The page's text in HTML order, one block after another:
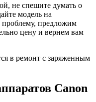
не спешите думать о
модель на
предложим
цену и вернем вам
в ремонт с заряженным
Canon